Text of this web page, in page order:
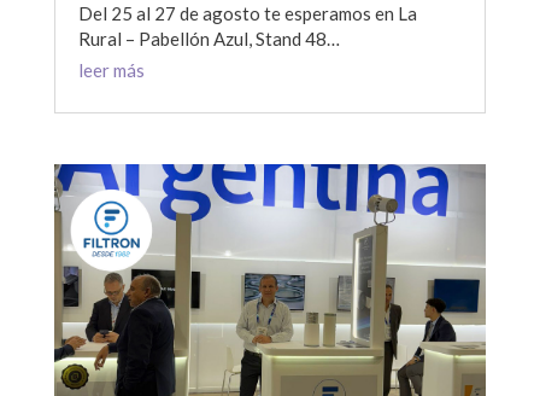
Del 25 al 27 de agosto te esperamos en La
Rural – Pabellón Azul, Stand 48…
leer más